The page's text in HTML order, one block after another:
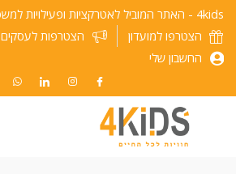
דילוג
לתוכן
4kids - האתר המוביל לאטרקציות ופעילויות למשפחה
הצטרפו למועדון
הצטרפות לעסקים
החשבון שלי